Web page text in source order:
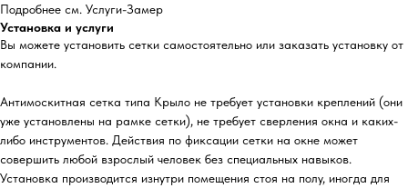
Подробнее см. Услуги-Замер
Установка и услуги
Вы можете установить сетки самостоятельно или заказать установку от
компании.
Антимоскитная сетка типа Крыло не требует установки креплений (они
уже установлены на рамке сетки), не требует сверления окна и каких-
либо инструментов. Действия по фиксации сетки на окне может
совершить любой взрослый человек без специальных навыков.
Установка производится изнутри помещения стоя на полу, иногда для